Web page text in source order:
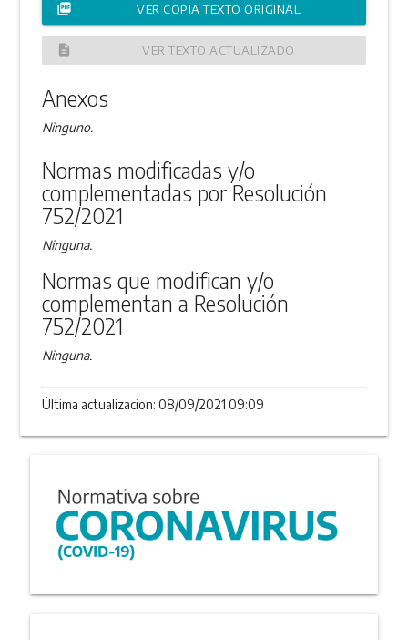
picture_as_pdf VER COPIA TEXTO ORIGINAL
description VER TEXTO ACTUALIZADO
Anexos
Ninguno.
Normas modificadas y/o
complementadas por Resolución
752/2021
Ninguna.
Normas que modifican y/o
complementan a Resolución
752/2021
Ninguna.
Última actualizacion: 08/09/2021 09:09